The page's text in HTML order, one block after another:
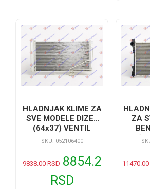
HLADNJAK KLIME ZA
SVE MODELE DIZEL
(64x37) VENTIL
12mm
SKU: 052106400
9838.00 RSD 8854.2
RSD
ZA
11470.00